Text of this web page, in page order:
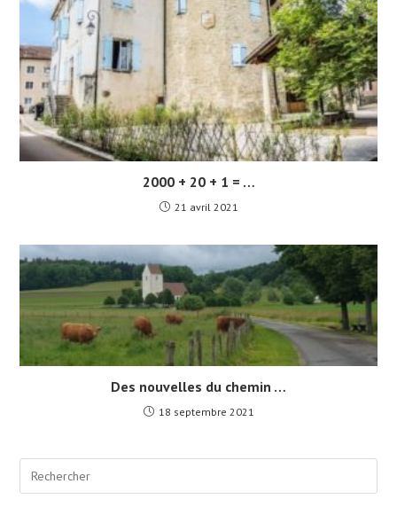
2000 + 20 + 1 = …
21 avril 2021
Des nouvelles du chemin …
18 septembre 2021